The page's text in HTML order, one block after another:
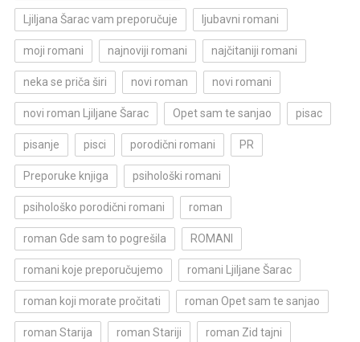
Ljiljana Šarac vam preporučuje ljubavni romani
moji romani najnoviji romani najčitaniji romani
neka se priča širi novi roman novi romani
novi roman Ljiljane Šarac Opet sam te sanjao pisac
pisanje pisci porodični romani PR
Preporuke knjiga psihološki romani
psihološko porodični romani roman
roman Gde sam to pogrešila ROMANI
romani koje preporučujemo romani Ljiljane Šarac
roman koji morate pročitati roman Opet sam te sanjao
roman Starija roman Stariji roman Zid tajni